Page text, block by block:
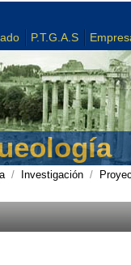
P.T.G.A.S
/ Investigación/